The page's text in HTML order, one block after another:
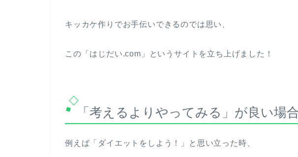
キッカケ作りでお手伝いできるのでは思い、
この「はじだい.com」というサイトを立ち上げました！
「考えるよりやってみる」が良い場
例えば「ダイエットをしよう！」と思い立った時、